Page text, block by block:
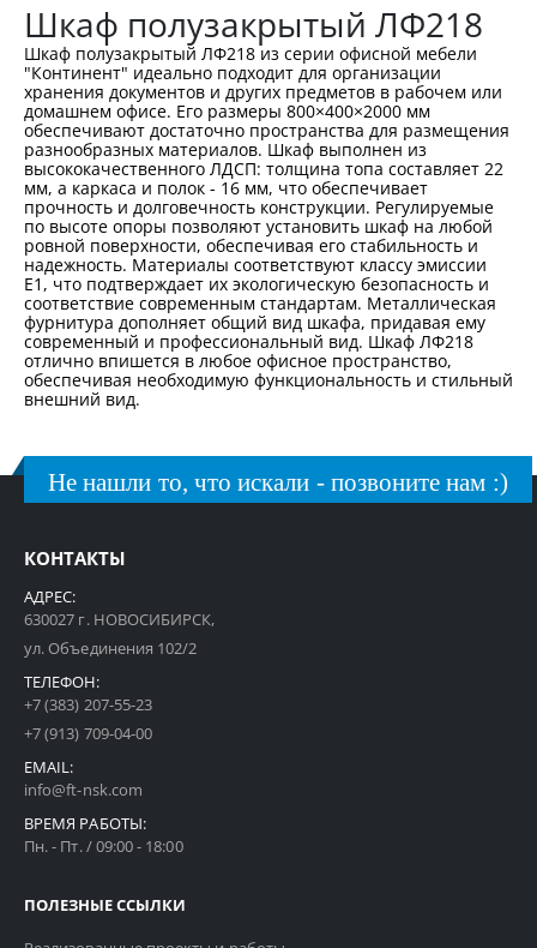
Шкаф полузакрытый ЛФ218
Шкаф полузакрытый ЛФ218 из серии офисной мебели
"Континент" идеально подходит для организации
хранения документов и других предметов в рабочем или
домашнем офисе. Его размеры 800×400×2000 мм
обеспечивают достаточно пространства для размещения
разнообразных материалов. Шкаф выполнен из
высококачественного ЛДСП: толщина топа составляет 22
мм, а каркаса и полок - 16 мм, что обеспечивает
прочность и долговечность конструкции. Регулируемые
по высоте опоры позволяют установить шкаф на любой
ровной поверхности, обеспечивая его стабильность и
надежность. Материалы соответствуют классу эмиссии
Е1, что подтверждает их экологическую безопасность и
соответствие современным стандартам. Металлическая
фурнитура дополняет общий вид шкафа, придавая ему
современный и профессиональный вид. Шкаф ЛФ218
отлично впишется в любое офисное пространство,
обеспечивая необходимую функциональность и стильный
внешний вид.
Не нашли то, что искали - позвоните нам :)
КОНТАКТЫ
АДРЕС:
630027 г. НОВОСИБИРСК,
ул. Объединения 102/2
ТЕЛЕФОН:
+7 (383) 207-55-23
+7 (913) 709-04-00
EMAIL:
info@ft-nsk.com
ВРЕМЯ РАБОТЫ:
Пн. - Пт. / 09:00 - 18:00
ПОЛЕЗНЫЕ ССЫЛКИ